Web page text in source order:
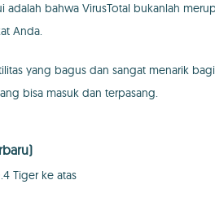
adalah bahwa VirusTotal bukanlah
Anda.
yang bagus dan sangat menarik
bisa masuk dan terpasang.
Tiger ke atas